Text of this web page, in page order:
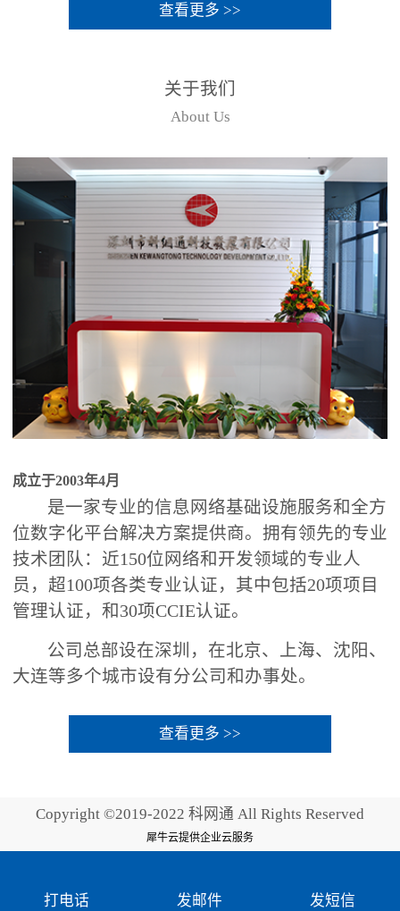
查看更多 >>
关于我们
About Us
成立于2003年4月
是一家专业的信息网络基础设施服务和全方
位数字化平台解决方案提供商。拥有领先的专业
技术团队：近150位网络和开发领域的专业人
员，超100项各类专业认证，其中包括20项项目
管理认证，和30项CCIE认证。
公司总部设在深圳，在北京、上海、沈阳、
大连等多个城市设有分公司和办事处。
查看更多 >>
Copyright ©2019-2022 科网通 All Rights Reserved
犀牛云提供企业云服务
打电话 发邮件 发短信